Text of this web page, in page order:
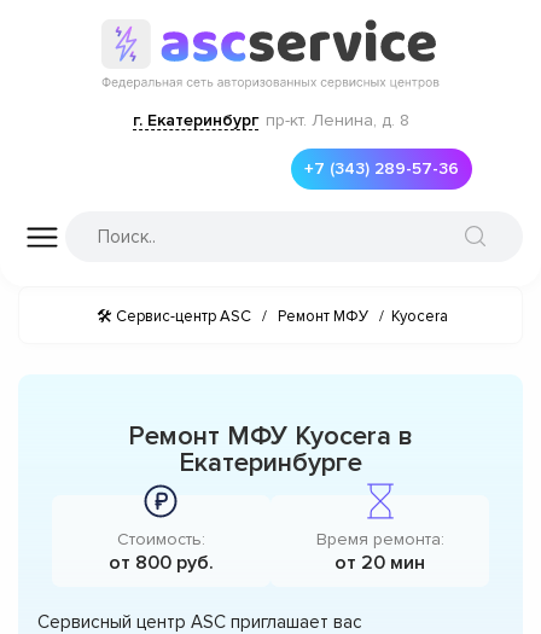
г. Екатеринбург пр-кт. Ленина, д. 8
+7 (343) 289-57-36
🛠 Сервис-центр ASC / Ремонт МФУ / Kyocera
Ремонт МФУ Kyocera в
Екатеринбурге
Стоимость:
от 800 руб.
Время ремонта:
от 20 мин
Сервисный центр ASC приглашает вас